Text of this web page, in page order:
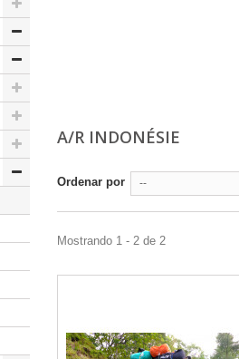
A/R INDONÉSIE
Ordenar por --
Mostrando 1 - 2 de 2